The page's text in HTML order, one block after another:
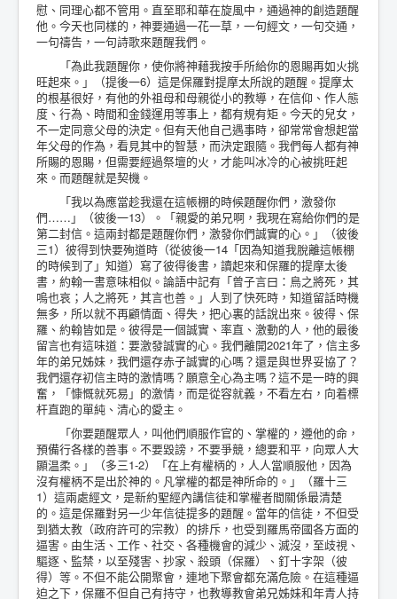
慰、同理心都不管用。直至耶和華在旋風中，通過神的創造題醒
他。今天也同樣的，神要通過一花一草，一句經文，一句交通，
一句禱告，一句詩歌來題醒我們。
「為此我題醒你，使你將神藉我按手所給你的恩賜再如火挑
旺起來。」（提後一6）這是保羅對提摩太所說的題醒。提摩太
的根基很好，有他的外祖母和母親從小的教導，在信仰、作人態
度、行為、時間和金錢運用等事上，都有規有矩。今天的兒女，
不一定同意父母的決定。但有天他自己遇事時，卻常常會想起當
年父母的作為，看見其中的智慧，而決定跟隨。我們每人都有神
所賜的恩賜，但需要經過祭壇的火，才能叫冰冷的心被挑旺起
來。而題醒就是契機。
「我以為應當趁我還在這帳棚的時候題醒你們，激發你
們……」（彼後一13）。「親愛的弟兄啊，我現在寫給你們的是
第二封信。這兩封都是題醒你們，激發你們誠實的心。」（彼後
三1）彼得到快要殉道時（從彼後一14「因為知道我脫離這帳棚
的時候到了」知道）寫了彼得後書，讀起來和保羅的提摩太後
書，約翰一書意味相似。論語中記有「曾子言曰：鳥之將死，其
嗚也哀；人之將死，其言也善。」人到了快死時，知道留話時機
無多，所以就不再顧情面、得失，把心裏的話說出來。彼得、保
羅、約翰皆如是。彼得是一個誠實、率直、激動的人，他的最後
留言也有這味道：要激發誠實的心。我們離開2021年了，信主多
年的弟兄姊妹，我們還存赤子誠實的心嗎？還是與世界妥協了？
我們還存初信主時的激情嗎？願意全心為主嗎？這不是一時的興
奮，「慷慨就死易」的激情，而是從容就義，不看左右，向着標
杆直跑的單純、清心的愛主。
「你要題醒眾人，叫他們順服作官的、掌權的，遵他的命，
預備行各樣的善事。不要毀謗，不要爭競，總要和平，向眾人大
顯温柔。」（多三1-2）「在上有權柄的，人人當順服他，因為
沒有權柄不是出於神的。凡掌權的都是神所命的。」（羅十三
1）這兩處經文，是新約聖經內講信徒和掌權者間關係最清楚
的。這是保羅對另一少年信徒提多的題醒。當年的信徒，不但受
到猶太教（政府許可的宗教）的排斥，也受到羅馬帝國各方面的
逼害。由生活、工作、社交、各種機會的減少、滅沒，至歧視、
驅逐、監禁，以至殘害、抄家、殺頭（保羅）、釘十字架（彼
得）等。不但不能公開聚會，連地下聚會都充滿危險。在這種逼
迫之下，保羅不但自己有持守，也教導教會弟兄姊妹和年青人持